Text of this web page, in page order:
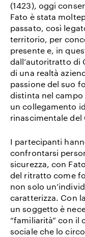
(1423), oggi
Fato è stata
passato, così
territorio, per
presente e, in
dall’autoritratto di
di una realtà
passione del suo
distinta nel campo
un collegamento
rinascimentale del
I partecipanti
confrontarsi
sicurezza, con
del ritratto come
non solo
caratterizza. Con
un soggetto è
“familiarità” con il
sociale che lo